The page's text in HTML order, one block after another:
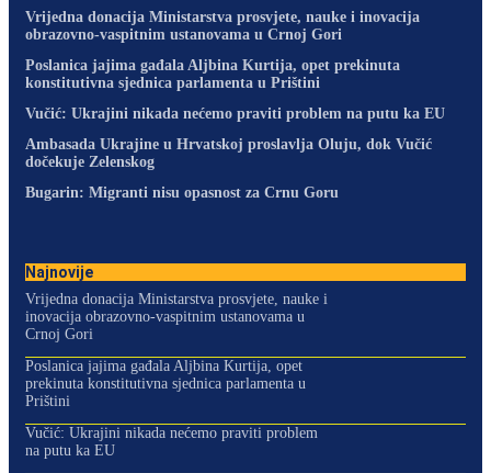
Vrijedna donacija Ministarstva prosvjete, nauke i inovacija
obrazovno-vaspitnim ustanovama u Crnoj Gori
Poslanica jajima gađala Aljbina Kurtija, opet prekinuta
konstitutivna sjednica parlamenta u Prištini
Vučić: Ukrajini nikada nećemo praviti problem na putu ka EU
Ambasada Ukrajine u Hrvatskoj proslavlja Oluju, dok Vučić
dočekuje Zelenskog
Bugarin: Migranti nisu opasnost za Crnu Goru
Najnovije
Vrijedna donacija Ministarstva prosvjete, nauke i
inovacija obrazovno-vaspitnim ustanovama u
Crnoj Gori
Poslanica jajima gađala Aljbina Kurtija, opet
prekinuta konstitutivna sjednica parlamenta u
Prištini
Vučić: Ukrajini nikada nećemo praviti problem
na putu ka EU